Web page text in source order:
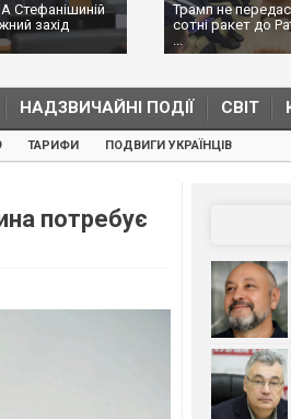
Стефанішиній
захід
Трамп не
сотні ракет до
...
НАДЗВИЧАЙНІ ПОДІЇ СВІТ
ТАРИФИ ПОДВИГИ УКРАЇНЦІВ
потребує